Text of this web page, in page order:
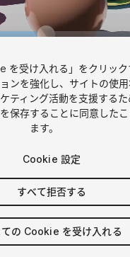
past week
を受け入れる」をクリック
ンを強化し、サイトの使
ティング活動を支援する
保存することに同意したこ
ます。
Cookie 設定
すべて拒否する
の Cookie を受け入れる